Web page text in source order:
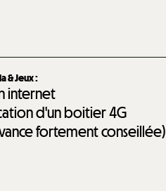
& Jeux:
internet
d'un boitier 4G
fortement conseillée)